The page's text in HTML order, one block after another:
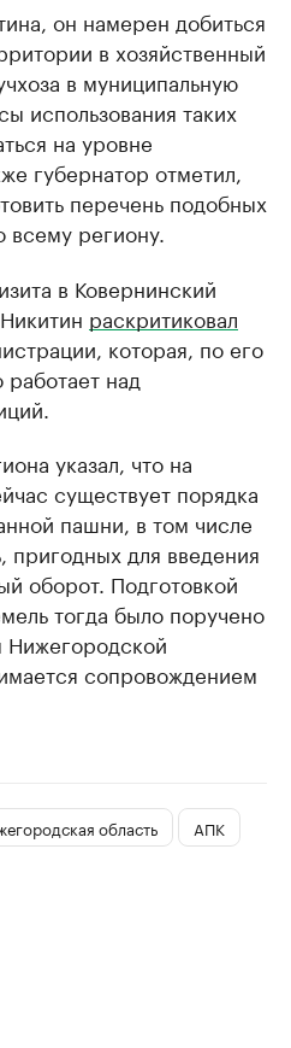
он намерен добиться
в хозяйственный
в муниципальную
использования таких
на уровне
губернатор отметил,
перечень подобных
всему региону.
в Ковернинский
раскритиковал
которая, по его
над
указал, что на
существует порядка
пашни, в том числе
пригодных для введения
оборот. Подготовкой
тогда было поручено
Нижегородской
сопровождением
область
АПК